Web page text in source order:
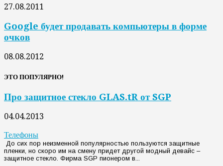
27.08.2011
Google будет продавать компьютеры в форме
очков
08.08.2012
ЭТО ПОПУЛЯРНО!
Про защитное стекло GLAS.tR от SGP
04.04.2013
Телефоны
До сих пор неизменной популярностью пользуются защитные
пленки, но скоро им на смену придет другой модный девайс –
защитное стекло. Фирма SGP пионером в...